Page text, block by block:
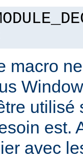
macro
utilisé
est.
avec